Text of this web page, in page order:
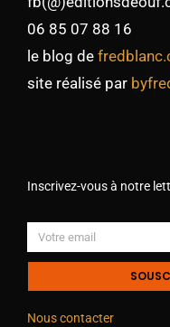
06 85 07 88 16
le blog de
site réalisé par
Inscrivez-vous à notre
Nous contacter